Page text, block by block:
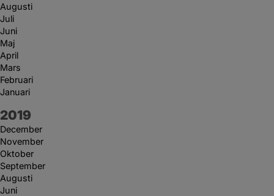
Augusti
Juli
Juni
Maj
April
Mars
Februari
Januari
År:
2019
December
November
Oktober
September
Augusti
Juni